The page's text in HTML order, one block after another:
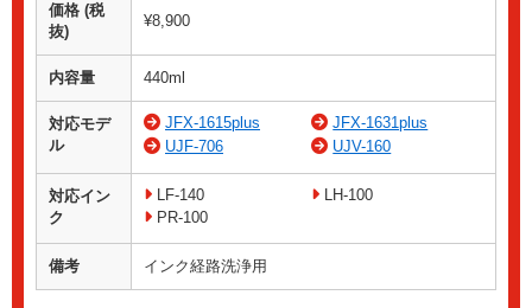
価格 (税
抜)
¥8,900
内容量 440ml
対応モデ
ル
JFX-1615plus
JFX-1631plus
UJF-706
UJV-160
対応イン
ク
LF-140
LH-100
PR-100
備考 インク経路洗浄用